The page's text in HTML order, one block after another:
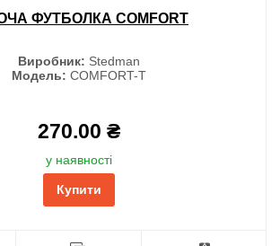
ФУТБОЛКА COMFORT
Виробник: Stedman
Модель: COMFORT-T
270.00 ₴
у наявності
Купити